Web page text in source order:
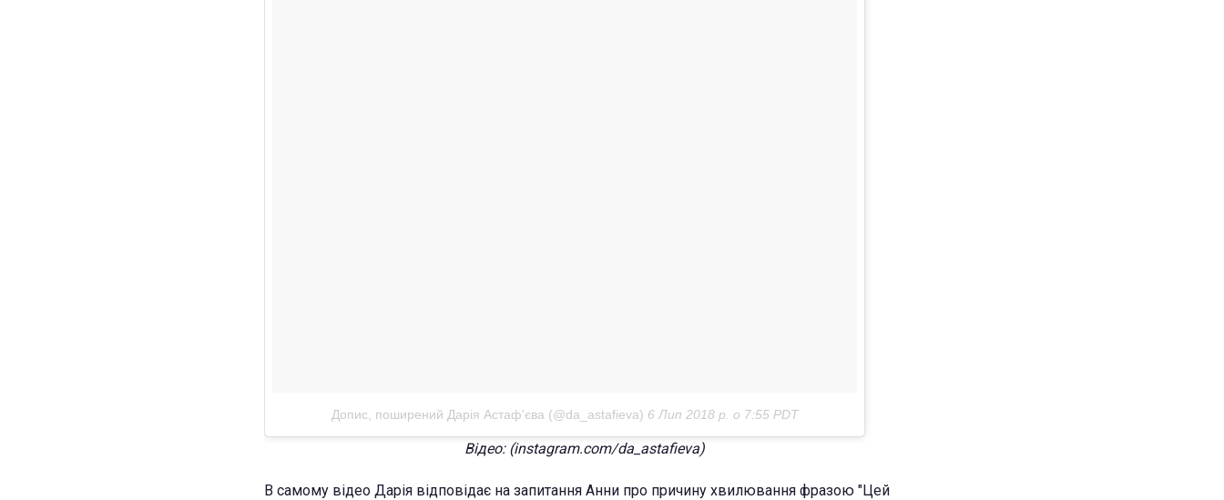
Допис, поширений Дарія Астаф'єва (@da_astafieva) 6 Лип 2018 р. о 7:55 PDT
Відео: (instagram.com/da_astafieva)
В самому відео Дарія відповідає на запитання Анни про причину хвилювання фразою "Цей